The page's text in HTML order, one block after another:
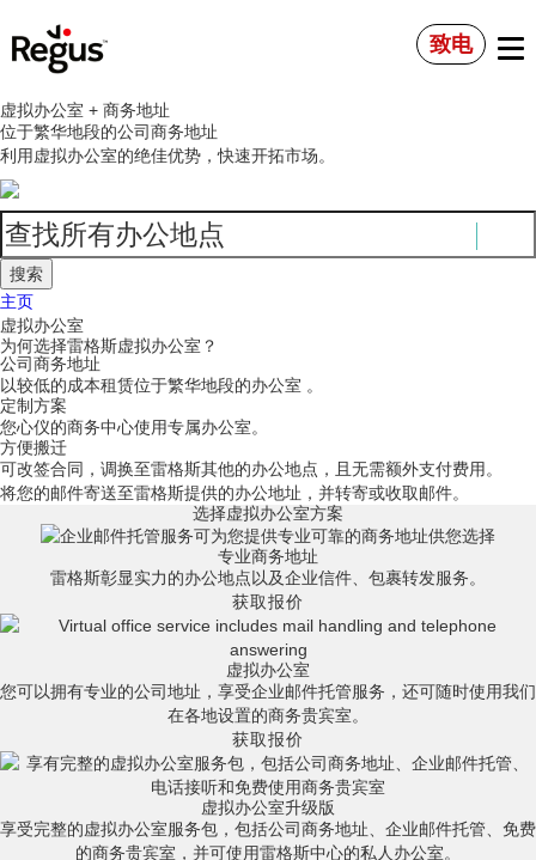
致电
虚拟办公室 + 商务地址
位于繁华地段的公司商务地址
利用虚拟办公室的绝佳优势，快速开拓市场。
主页
虚拟办公室
为何选择雷格斯虚拟办公室？
公司商务地址
以较低的成本租赁位于繁华地段的办公室 。
定制方案
您心仪的商务中心使用专属办公室。
方便搬迁
可改签合同，调换至雷格斯其他的办公地点，且无需额外支付费用。
将您的邮件寄送至雷格斯提供的办公地址，并转寄或收取邮件。
选择虚拟办公室方案
专业商务地址
雷格斯彰显实力的办公地点以及企业信件、包裹转发服务。
获取报价
虚拟办公室
您可以拥有专业的公司地址，享受企业邮件托管服务，还可随时使用我们
在各地设置的商务贵宾室。
获取报价
虚拟办公室升级版
享受完整的虚拟办公室服务包，包括公司商务地址、企业邮件托管、免费
的商务贵宾室，并可使用雷格斯中心的私人办公室。